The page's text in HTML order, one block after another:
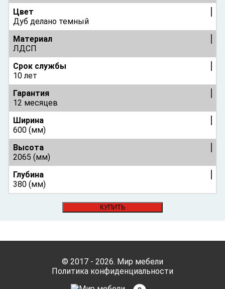
Цвет
Дуб делано темный
Материал
ЛДСП
Срок службы
10 лет
Гарантия
12 месяцев
Ширина
600 (мм)
Высота
2065 (мм)
Глубина
380 (мм)
КУПИТЬ
© 2017 - 2026. Мир мебели
Политика конфиденциальности